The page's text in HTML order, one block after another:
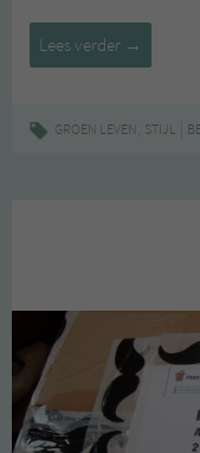
Lees verder Hoeveel
kleding
jij
→
GROEN LEVEN, STIJL